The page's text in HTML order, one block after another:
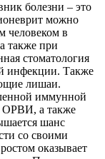
болезни – это
можно
человеком в
также при
стоматология
инфекции. Также
лишаи.
иммунной
ОРВИ, а также
шанс
со своими
оказывает